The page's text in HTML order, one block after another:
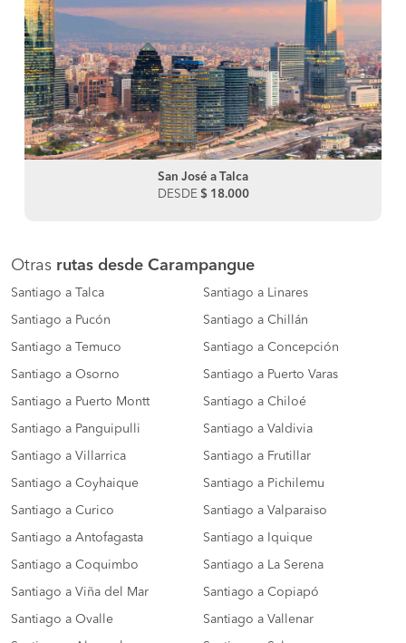
San José a Talca
DESDE $ 18.000
Otras rutas desde Carampangue
Santiago a Talca Santiago a Linares
Santiago a Pucón Santiago a Chillán
Santiago a Temuco Santiago a Concepción
Santiago a Osorno Santiago a Puerto Varas
Santiago a Puerto Montt Santiago a Chiloé
Santiago a Panguipulli Santiago a Valdivia
Santiago a Villarrica Santiago a Frutillar
Santiago a Coyhaique Santiago a Pichilemu
Santiago a Curico Santiago a Valparaiso
Santiago a Antofagasta Santiago a Iquique
Santiago a Coquimbo Santiago a La Serena
Santiago a Viña del Mar Santiago a Copiapó
Santiago a Ovalle Santiago a Vallenar